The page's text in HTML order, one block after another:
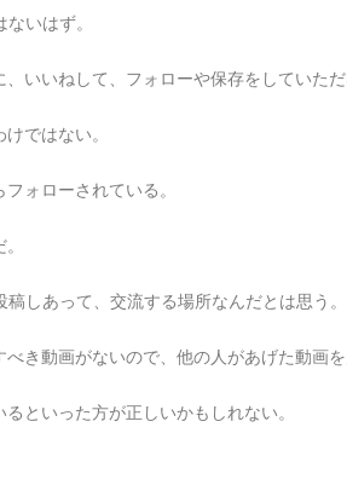
いはず。
いいねして、フォローや保存をしていた
ではない。
ォローされている。
しあって、交流する場所なんだとは思う。
き動画がないので、他の人があげた動画を
といった方が正しいかもしれない。
日 0